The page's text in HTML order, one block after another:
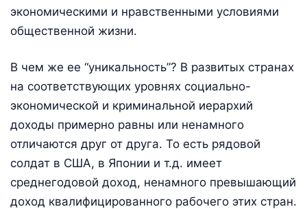
экономическими и нравственными условиями
общественной жизни.
В чем же ее “уникальность”? В развитых странах
на соответствующих уровнях социально-
экономической и криминальной иерархий
доходы примерно равны или ненамного
отличаются друг от друга. То есть рядовой
солдат в США, в Японии и т.д. имеет
среднегодовой доход, ненамного превышающий
доход квалифицированного рабочего этих стран.